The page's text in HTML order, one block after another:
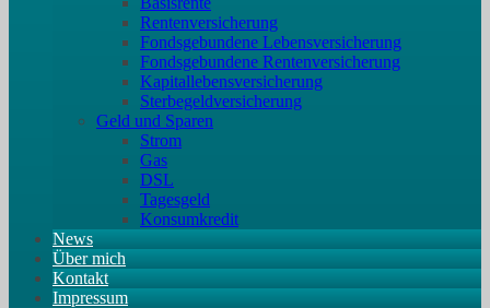
Rentenversicherung
Fondsgebundene Lebensversicherung
Fondsgebundene Rentenversicherung
Kapitallebensversicherung
Sterbegeldversicherung
Geld und Sparen
Strom
Gas
DSL
Tagesgeld
Konsumkredit
News
Über mich
Kontakt
Impressum